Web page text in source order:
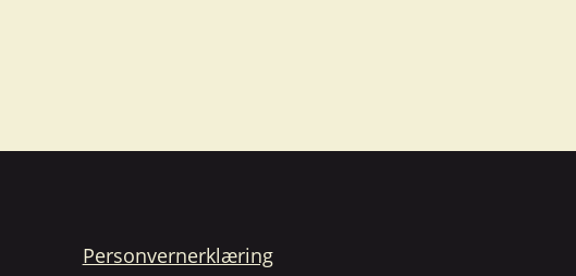
Personvernerklæring